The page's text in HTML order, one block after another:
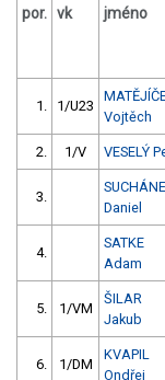
por. vk jméno
1. 1/U23
Vojtěch
2. 1/V VESELÝ
3.
Daniel
4.
SATKE
Adam
5. 1/VM
ŠILAR
Jakub
6. 1/DM
KVAPIL
Ondřej